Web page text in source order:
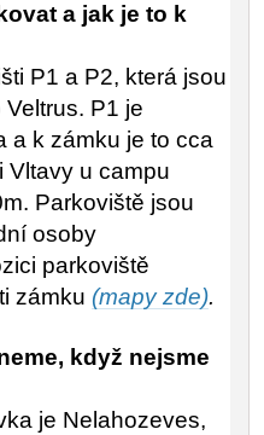
a jak je to k
P1 a P2, která jsou
P1 je
a k zámku je to cca
Vltavy u campu
Parkoviště jsou
osoby
parkoviště
zámku (mapy zde).
když nejsme
je Nelahozeves,